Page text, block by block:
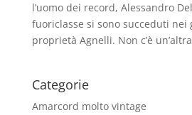
l’uomo dei record, Alessandro
fuoriclasse si sono succeduti nei
proprietà Agnelli. Non c’è
Categorie
Amarcord molto vintage